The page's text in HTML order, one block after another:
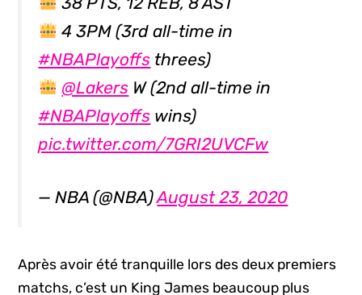
4 3PM (3rd all-time in
#NBAPlayoffs threes)
@Lakers W (2nd all-time in
#NBAPlayoffs wins)
pic.twitter.com/7GRI2UVCFw
— NBA (@NBA)August 23, 2020
Après avoir été tranquille lors des deux premiers
matchs, c’est un King James beaucoup plus